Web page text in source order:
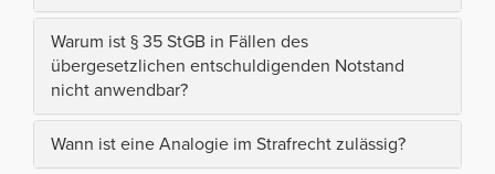
Warum ist § 35 StGB in Fällen des
übergesetzlichen entschuldigenden Notstand
nicht anwendbar?
Wann ist eine Analogie im Strafrecht zulässig?